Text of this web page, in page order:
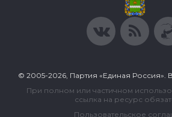
© 2005-2026, Партия «Единая Россия».
При полном или частичном
ссылка на ресурс
Пользовательское